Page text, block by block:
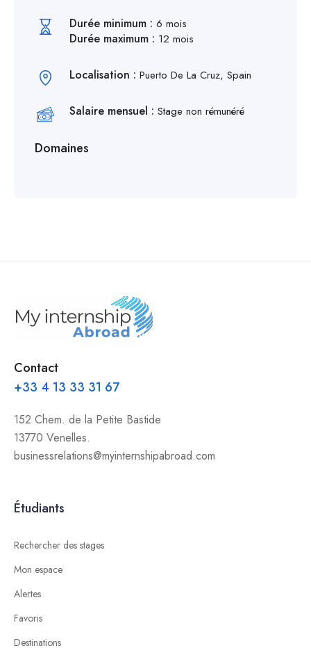
Durée minimum : 6 mois
Durée maximum : 12 mois
Localisation : Puerto De La Cruz, Spain
Salaire mensuel : Stage non rémunéré
Domaines
Contact
+33 4 13 33 31 67
152 Chem. de la Petite Bastide
13770 Venelles.
businessrelations@myinternshipabroad.com
Étudiants
Rechercher des stages
Mon espace
Alertes
Favoris
Destinations